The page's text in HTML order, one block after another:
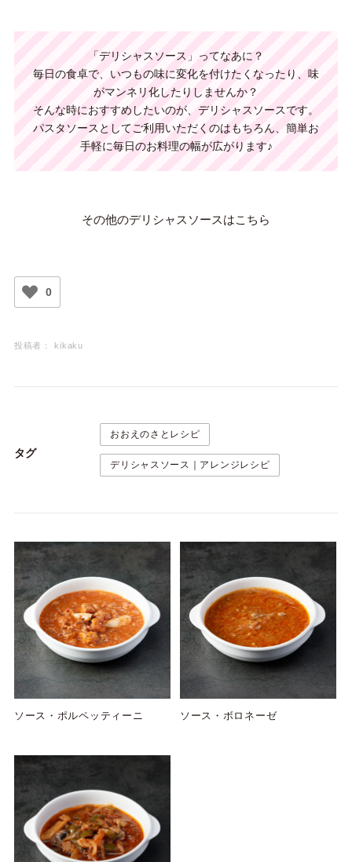
「デリシャスソース」ってなあに？
毎日の食卓で、いつもの味に変化を付けたくなったり、味
がマンネリ化したりしませんか？
そんな時におすすめしたいのが、デリシャスソースです。
パスタソースとしてご利用いただくのはもちろん、 簡単お
手軽に毎日のお料理の幅が広がります♪
その他のデリシャスソースはこちら
0
投稿者： kikaku
タグ
おおえのさとレシピ
デリシャスソース｜アレンジレシピ
ソース・ポルペッティーニ ソース・ボロネーゼ